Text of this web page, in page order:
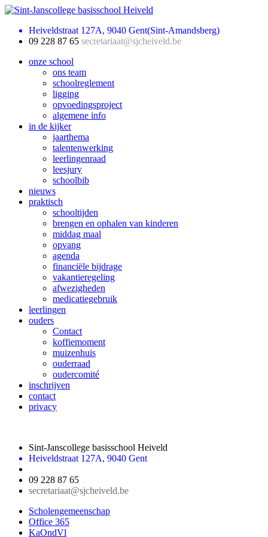
Heiveldstraat 127A, 9040 Gent(Sint-Amandsberg)
09 228 87 65 secretariaat@sjcheiveld.be
onze school
ons team
schoolreglement
ligging
opvoedingsproject
algemene info
in de kijker
jaarthema
talentenwerking
leerlingenraad
leesjury
schoolbib
nieuws
praktisch
schooltijden
brengen en ophalen van kinderen
middag maal
opvang
agenda
financiële bijdrage
vakantieregeling
afwezigheden
medicatiegebruik
leerlingen
ouders
Contact
koffiemoment
muizenhuis
ouderraad
oudercomité
inschrijven
contact
privacy
Sint-Janscollege basisschool Heiveld
Heiveldstraat 127A, 9040 Gent
09 228 87 65
secretariaat@sjcheiveld.be
Scholengemeenschap
Office 365
KaOndVl